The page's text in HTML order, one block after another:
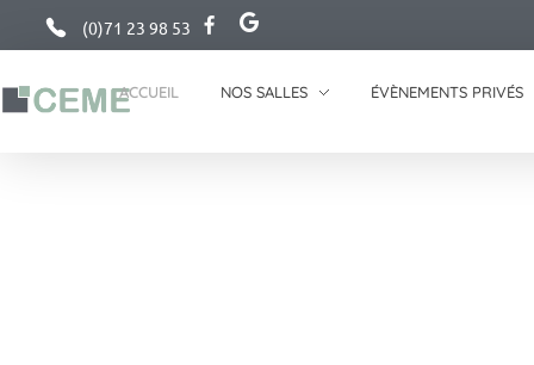
(0)71 23 98 53
ACCUEIL NOS SALLES ÉVÈNEMENTS PRIVÉS